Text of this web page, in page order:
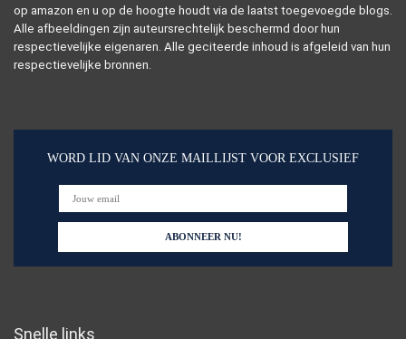
op amazon en u op de hoogte houdt via de laatst toegevoegde blogs.
Alle afbeeldingen zijn auteursrechtelijk beschermd door hun
respectievelijke eigenaren. Alle geciteerde inhoud is afgeleid van hun
respectievelijke bronnen.
WORD LID VAN ONZE MAILLIJST VOOR EXCLUSIEF
Snelle links